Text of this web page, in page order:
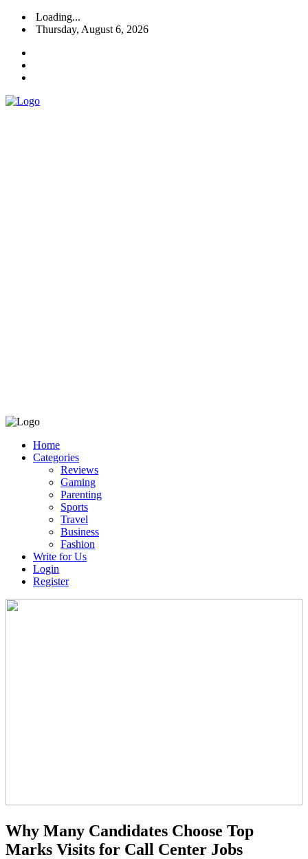
Loading...
Thursday, August 6, 2026
Home
Categories
Reviews
Gaming
Parenting
Sports
Travel
Business
Fashion
Write for Us
Login
Register
Why Many Candidates Choose Top
Marks Visits for Call Center Jobs